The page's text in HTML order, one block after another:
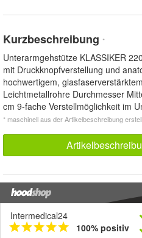
Kurzbeschreibung *
Unterarmgehstütze KLASSIKER
mit Druckknopfverstellung und
hochwertigem,
Leichtmetallrohre Durchmesser
cm 9-fache Verstellmöglichkeit im
* maschinell aus der Artikelbeschreibung
Intermedical24
100% positiv